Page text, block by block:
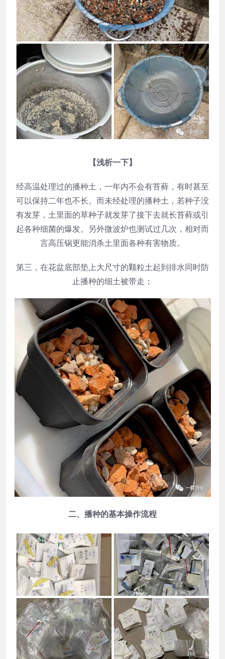
【浅析一下】
经高温处理过的播种土，一年内不会有苔藓，有时甚至
可以保持二年也不长。而未经处理的播种土，若种子没
有发芽，土里面的草种子就发芽了接下去就长苔藓或引
起各种细菌的爆发。另外微波炉也测试过几次，相对而
言高压锅更能消杀土里面各种有害物质。
第三，在花盆底部垫上大尺寸的颗粒土起到排水同时防
止播种的细土被带走；
二、播种的基本操作流程